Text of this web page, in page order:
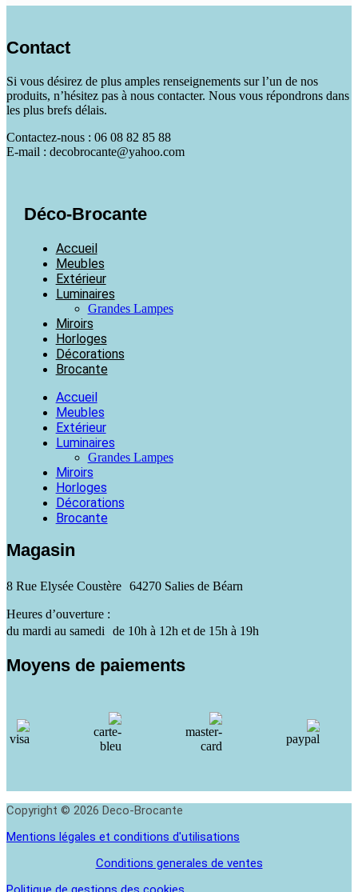
Contact
Si vous désirez de plus amples renseignements sur l’un de nos
produits, n’hésitez pas à nous contacter. Nous vous répondrons dans
les plus brefs délais.
Contactez-nous : 06 08 82 85 88
E-mail : decobrocante@yahoo.com
Déco-Brocante
Accueil
Meubles
Extérieur
Luminaires
Grandes Lampes
Miroirs
Horloges
Décorations
Brocante
Accueil
Meubles
Extérieur
Luminaires
Grandes Lampes
Miroirs
Horloges
Décorations
Brocante
Magasin
8 Rue Elysée Coustère 64270 Salies de Béarn
Heures d’ouverture :
du mardi au samedi de 10h à 12h et de 15h à 19h
Moyens de paiements
Copyright © 2026 Deco-Brocante
Mentions légales et conditions d'utilisations
Conditions generales de ventes